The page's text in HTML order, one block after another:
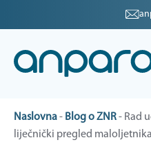
Naslovna- Blog o ZNR- Rad
liječnički pregled